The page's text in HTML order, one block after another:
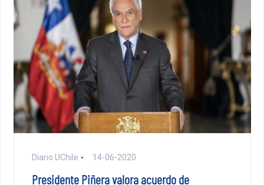
Diario UChile 14-06-2020
Presidente Piñera valora acuerdo de